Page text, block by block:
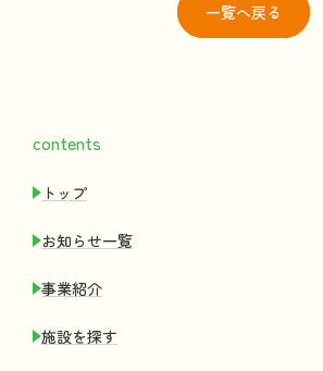
一覧へ戻る
contents
トップ
お知 らせ一覧
事業紹介
施設を探す